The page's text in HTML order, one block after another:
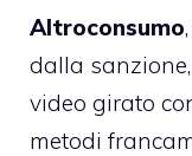
Altroconsumo
dalla
video girato
metodi